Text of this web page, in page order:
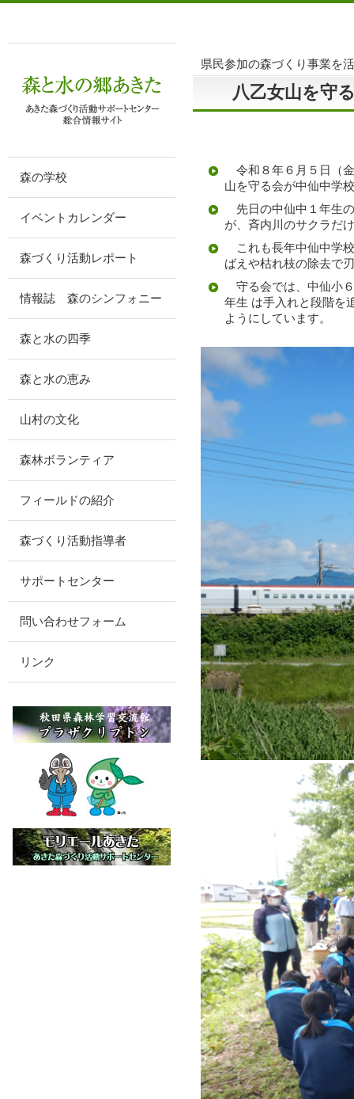
森の学校
イベントカレンダー
森づくり活動レポート
情報誌 森のシンフォニー
森と水の四季
森と水の恵み
山村の文化
森林ボランティア
フィールドの紹介
森づくり活動指導者
サポートセンター
問い合わせフォーム
リンク
県民参加の森づくり事業を
八乙女山を守
令和８年６月５日（
山を守る会が中仙中学
先日の中仙中１年生
が、斉内川のサクラだ
これも長年中仙中学
ばえや枯れ枝の除去で
守る会では、中仙小
年生 は手入れと段階を
ようにしています。